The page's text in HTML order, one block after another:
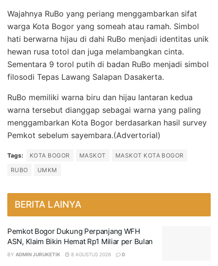
Wajahnya RuBo yang periang menggambarkan sifat
warga Kota Bogor yang someah atau ramah. Simbol
hati berwarna hijau di dahi RuBo menjadi identitas unik
hewan rusa totol dan juga melambangkan cinta.
Sementara 9 torol putih di badan RuBo menjadi simbol
filosodi Tepas Lawang Salapan Dasakerta.
RuBo memiliki warna biru dan hijau lantaran kedua
warna tersebut dianggap sebagai warna yang paling
menggambarkan Kota Bogor berdasarkan hasil survey
Pemkot sebelum sayembara.(Advertorial)
Tags: KOTA BOGOR MASKOT
MASKOT KOTA BOGOR
RUBO
UMKM
BERITA LAINYA
Pemkot Bogor Dukung Perpanjang WFH
ASN, Klaim Bikin Hemat Rp1 Miliar per Bulan
BY ADMIN JURUKETIK 8 AGUSTUS 2026 0